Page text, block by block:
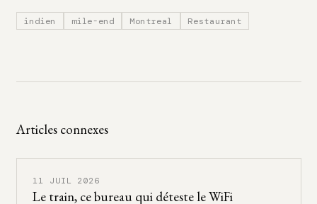
indien mile-end Montreal Restaurant
Articles connexes
11 JUIL 2026
Le train, ce bureau qui déteste le WiFi